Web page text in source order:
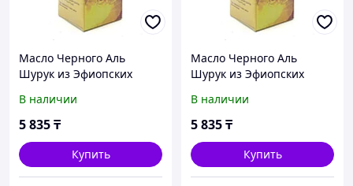
Масло Черного Аль
Шурук из Эфиопских
В наличии
5 835₸
Купить
Масло Черного Аль
Шурук из Эфиопских
В наличии
5 835₸
Купить